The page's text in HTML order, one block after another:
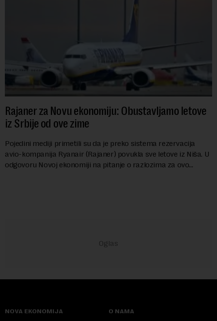
Rajaner za Novu ekonomiju: Obustavljamo letove
iz Srbije od ove zime
Pojedini mediji primetili su da je preko sistema rezervacija
avio-kompanija Ryanair (Rajaner) povukla sve letove iz Niša. U
odgovoru Novoj ekonomiji na pitanje o razlozima za ovo
NOVA EKONOMIJA O NAMA